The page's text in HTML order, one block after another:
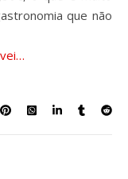
que não